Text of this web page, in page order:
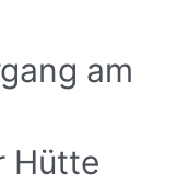
am
Hütte